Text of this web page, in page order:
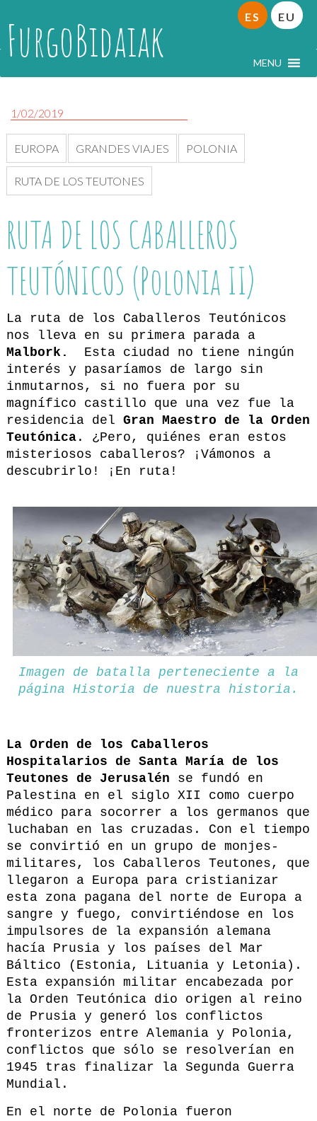
FurgoBidaiak MENU
ES EU
1/02/2019
EUROPA GRANDES VIAJES POLONIA
RUTA DE LOS TEUTONES
RUTA DE LOS CABALLEROS
TEUTÓNICOS (Polonia II)
La ruta de los Caballeros Teutónicos
nos lleva en su primera parada a
Malbork.
Esta ciudad no tiene ningún
interés y pasaríamos de largo sin
inmutarnos, si no fuera por su
magnífico castillo que una vez fue la
residencia del Gran Maestro de la Orden
Teutónica. ¿Pero, quiénes eran estos
misteriosos caballeros? ¡Vámonos a
descubrirlo! ¡En ruta!
Imagen de batalla perteneciente a la
página Historia de nuestra historia.
La Orden de los Caballeros
Hospitalarios de Santa María de los
Teutones de Jerusalén se fundó en
Palestina en el siglo XII como cuerpo
médico para socorrer a los germanos que
luchaban en las cruzadas. Con el tiempo
se convirtió en un grupo de monjes-
militares, los Caballeros Teutones, que
llegaron a Europa para cristianizar
esta zona pagana del norte de Europa a
sangre y fuego,
convirtiéndose en los
impulsores de la expansión alemana
hacía Prusia y los países del Mar
Báltico (Estonia, Lituania y Letonia).
Esta expansión militar encabezada por
la Orden Teutónica dio origen al reino
de Prusia y generó los conflictos
fronterizos entre Alemania y Polonia,
conflictos que sólo se resolverían en
1945 tras finalizar la Segunda Guerra
Mundial.
En el norte de Polonia fueron